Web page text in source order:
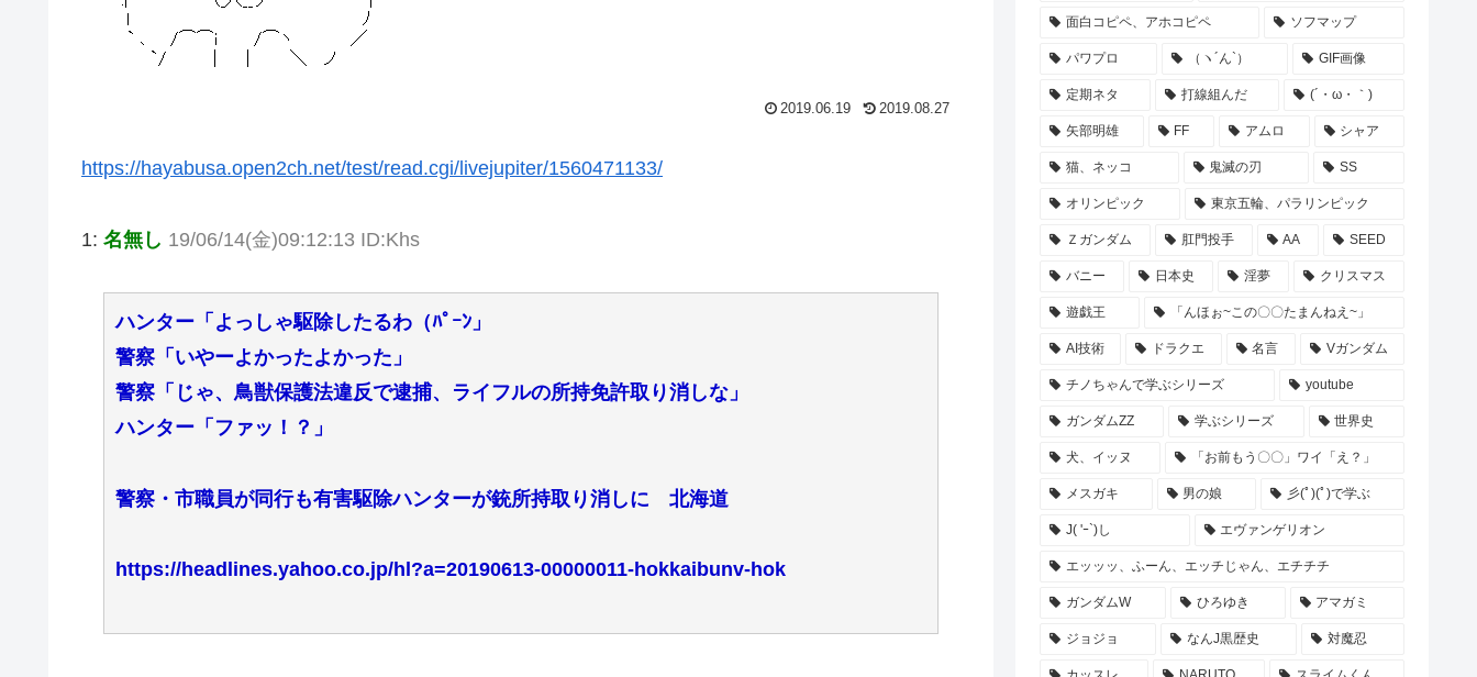
2019.06.19 2019.08.27
https://hayabusa.open2ch.net/test/read.cgi/livejupiter/1560471133/
1: 名無し 19/06/14(金)09:12:13 ID:Khs
ハンター「よっしゃ駆除したるわ（ﾊﾟｰﾝ」
警察「いやーよかったよかった」
警察「じゃ、鳥獣保護法違反で逮捕、ライフルの所持免許取り消しな」
ハンター「ファッ！？」
警察・市職員が同行も有害駆除ハンターが銃所持取り消しに 北海道
https://headlines.yahoo.co.jp/hl?a=20190613-00000011-hokkaibunv-hok
面白コピペ、アホコピペ ソフマップ
パワプロ （ヽ´ん`） GIF画像
定期ネタ 打線組んだ (´・ω・｀)
矢部明雄 FF アムロ シャア
猫、ネッコ 鬼滅の刃 SS
オリンピック 東京五輪、パラリンピック
Ｚガンダム 肛門投手 AA SEED
バニー 日本史 淫夢 クリスマス
遊戯王 「んほぉ~この〇〇たまんねえ~」
AI技術 ドラクエ 名言 Vガンダム
チノちゃんで学ぶシリーズ youtube
ガンダムZZ 学ぶシリーズ 世界史
犬、イッヌ 「お前もう〇〇」ワイ「え？」
メスガキ 男の娘 彡(ﾟ)(ﾟ)で学ぶ
J( 'ｰ`)し エヴァンゲリオン
エッッッ、ふーん、エッチじゃん、エチチチ
ガンダムW ひろゆき アマガミ
ジョジョ なんJ黒歴史 対魔忍